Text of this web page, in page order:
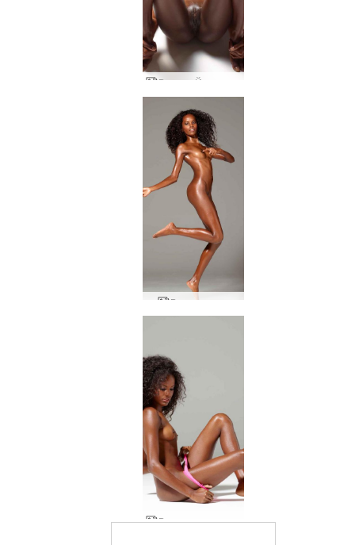
Валери лети
Валери дивата жена